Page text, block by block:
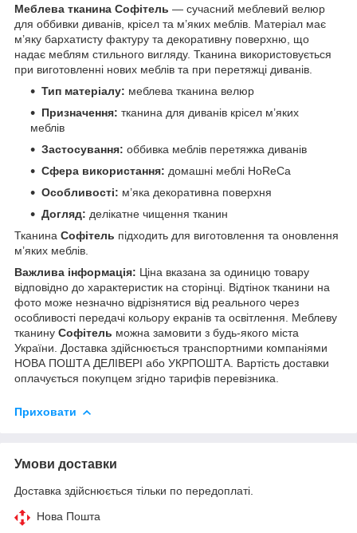
Меблева тканина Софітель — сучасний меблевий велюр
для оббивки диванів, крісел та м’яких меблів. Матеріал має
м’яку бархатисту фактуру та декоративну поверхню, що
надає меблям стильного вигляду. Тканина використовується
при виготовленні нових меблів та при перетяжці диванів.
Тип матеріалу: меблева тканина велюр
Призначення: тканина для диванів крісел м’яких
меблів
Застосування: оббивка меблів перетяжка диванів
Сфера використання: домашні меблі HoReCa
Особливості: м’яка декоративна поверхня
Догляд: делікатне чищення тканин
Тканина Софітель підходить для виготовлення та оновлення
м’яких меблів.
Важлива інформація: Ціна вказана за одиницю товару
відповідно до характеристик на сторінці. Відтінок тканини на
фото може незначно відрізнятися від реального через
особливості передачі кольору екранів та освітлення. Меблеву
тканину Софітель можна замовити з будь-якого міста
України. Доставка здійснюється транспортними компаніями
НОВА ПОШТА ДЕЛІВЕРІ або УКРПОШТА. Вартість доставки
оплачується покупцем згідно тарифів перевізника.
Приховати
Умови доставки
Доставка здійснюється тільки по передоплаті.
Нова Пошта